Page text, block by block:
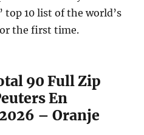
top 10 list of the world’s
the first time.
90 Full Zip
En
– Oranje